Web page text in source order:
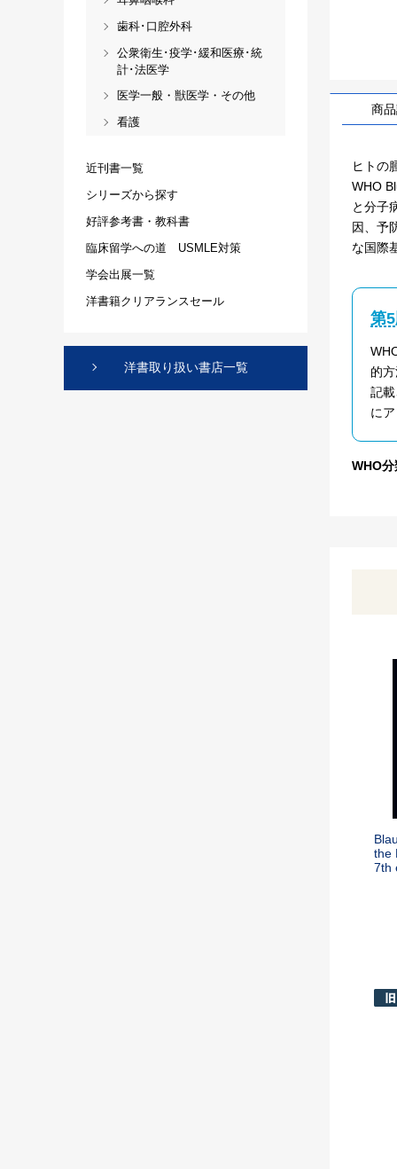
商
ヒトの
WHO
と分子
因、予
な国際
第
的
記
に
WHO
the
7th
歯科･口腔外科
公衆衛生･疫学･緩和医療･統
計･法医学
医学一般・獣医学・その他
看護
近刊書一覧
シリーズから探す
好評参考書・教科書
臨床留学への道 USMLE対策
学会出展一覧
洋書籍クリアランスセール
洋書取り扱い書店一覧